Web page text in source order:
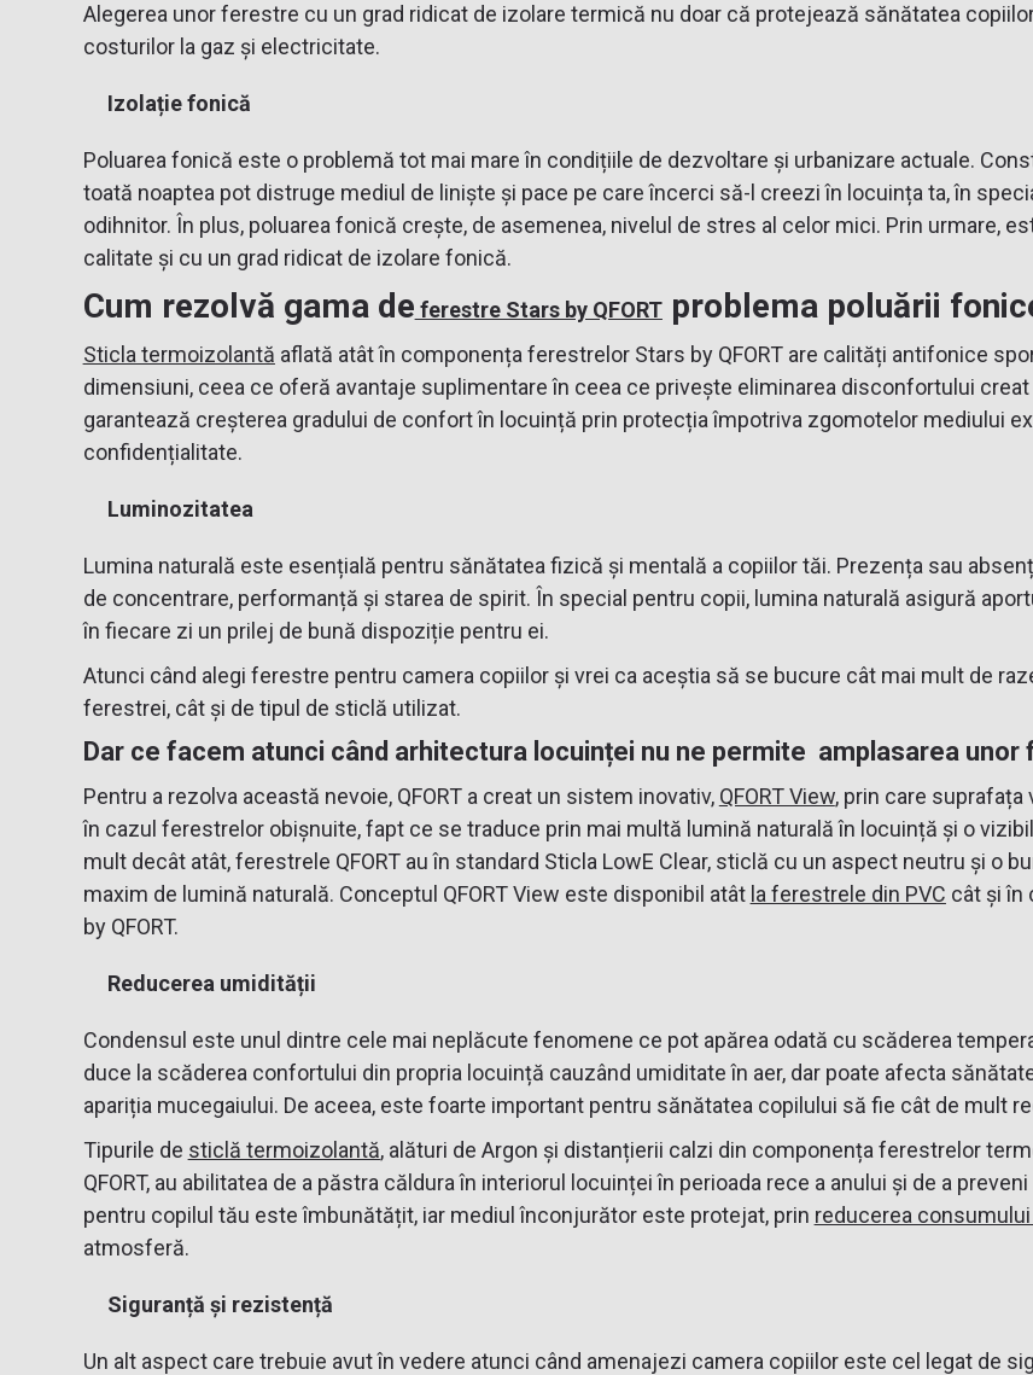
Alegerea unor ferestre cu un grad ridicat de izolare termică nu doar că protejează sănătatea
costurilor la gaz și electricitate.
Izolație fonică
Poluarea fonică este o problemă tot mai mare în condițiile de dezvoltare și urbanizare actuale.
toată noaptea pot distruge mediul de liniște și pace pe care încerci să-l creezi în locuința ta, în
odihnitor. În plus, poluarea fonică crește, de asemenea, nivelul de stres al celor mici. Prin urmare,
calitate și cu un grad ridicat de izolare fonică.
Cum rezolvă gama de ferestre Stars by QFORTproblema poluării
Sticla termoizolantă aflată atât în componența ferestrelor Stars by QFORT are calități antifonice
dimensiuni, ceea ce oferă avantaje suplimentare în ceea ce privește eliminarea disconfortului
garantează creșterea gradului de confort în locuință prin protecția împotriva zgomotelor mediului
confidențialitate.
Luminozitatea
Lumina naturală este esențială pentru sănătatea fizică și mentală a copiilor tăi. Prezența sau
de concentrare, performanță și starea de spirit. În special pentru copii, lumina naturală asigură
în fiecare zi un prilej de bună dispoziție pentru ei.
Atunci când alegi ferestre pentru camera copiilor și vrei ca aceștia să se bucure cât mai mult de
ferestrei, cât și de tipul de sticlă utilizat.
Dar ce facem atunci când arhitectura locuinței nu ne permite amplasarea
Pentru a rezolva această nevoie, QFORT a creat un sistem inovativ, QFORT View, prin care
în cazul ferestrelor obișnuite, fapt ce se traduce prin mai multă lumină naturală în locuință și o
mult decât atât, ferestrele QFORT au în standard Sticla LowE Clear, sticlă cu un aspect neutru și o
maxim de lumină naturală. Conceptul QFORT View este disponibil atât la ferestrele din PVC cât și în
by QFORT.
Reducerea umidității
Condensul este unul dintre cele mai neplăcute fenomene ce pot apărea odată cu scăderea
duce la scăderea confortului din propria locuință cauzând umiditate în aer, dar poate afecta
apariția mucegaiului. De aceea, este foarte important pentru sănătatea copilului să fie cât de mult
Tipurile de sticlă termoizolantă, alături de Argon și distanțierii calzi din componența ferestrelor
QFORT, au abilitatea de a păstra căldura în interiorul locuinței în perioada rece a anului și de a
pentru copilul tău este îmbunătățit, iar mediul înconjurător este protejat, prin reducerea
atmosferă.
Siguranță și rezistență
Un alt aspect care trebuie avut în vedere atunci când amenajezi camera copiilor este cel legat de